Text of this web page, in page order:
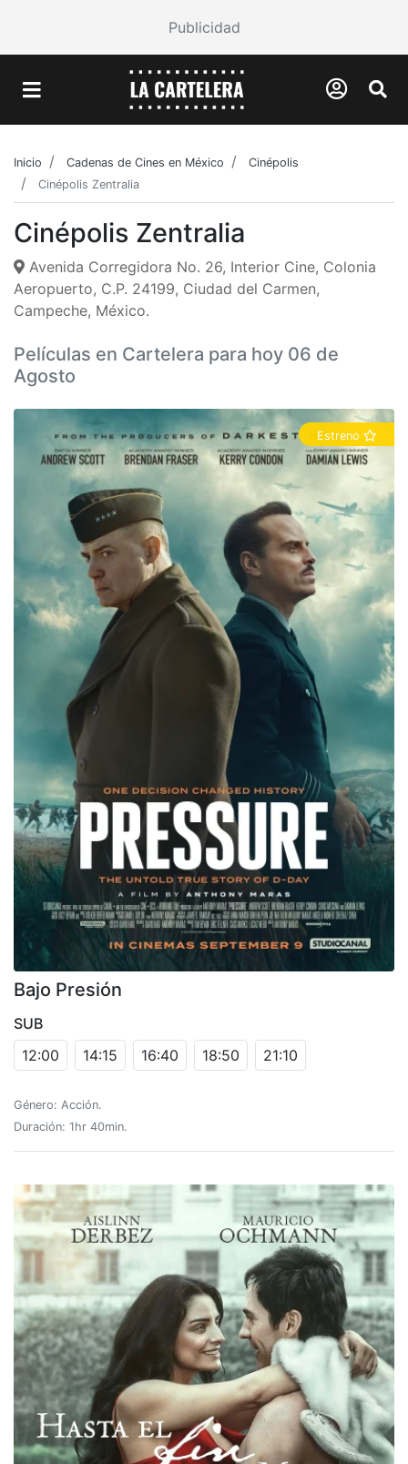
Publicidad
Inicio Cadenas de Cines en México
Cinépolis
Cinépolis Zentralia
Cinépolis Zentralia
Avenida Corregidora No. 26, Interior Cine, Colonia
Aeropuerto, C.P. 24199, Ciudad del Carmen,
Campeche, México.​
Películas en Cartelera para hoy 06 de
Agosto
Estreno
Bajo Presión
SUB
12:00
14:15 16:40 18:50 21:10
Género: Acción.
Duración: 1hr 40min.